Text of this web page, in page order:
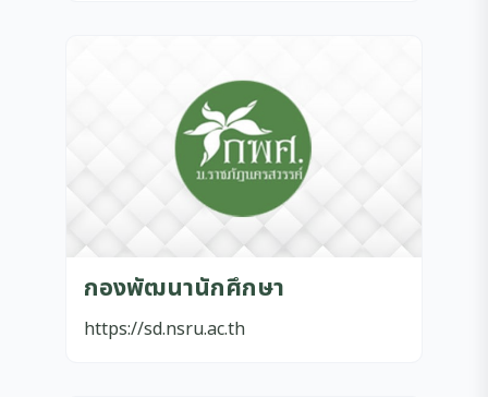
กองพัฒนานักศึกษา
https://sd.nsru.ac.th